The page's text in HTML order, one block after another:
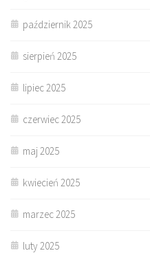
październik 2025
sierpień 2025
lipiec 2025
czerwiec 2025
maj 2025
kwiecień 2025
marzec 2025
luty 2025